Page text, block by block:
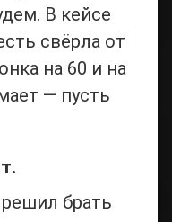
В кейсе
свёрла от
на 60 и на
— пусть
брать